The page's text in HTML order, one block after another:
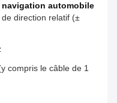
navigation automobile
de direction relatif (±
compris le câble de 1